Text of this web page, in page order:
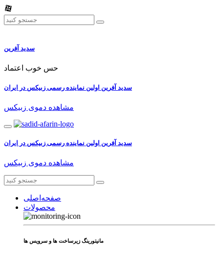
سدید آفرین
حس خوب اعتماد
سدید آفرین اولین نماینده رسمی زبیکس در ایران
مشاهده دموی زبیکس
سدید آفرین اولین نماینده رسمی زبیکس در ایران
مشاهده دموی زبیکس
صفحه‌اصلی
محصولات
مانیتورینگ زیرساخت ها و سرویس ها